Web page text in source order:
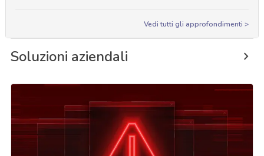
Vedi tutti gli approfondimenti >
Soluzioni aziendali